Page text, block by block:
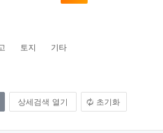
토지 기타
상세검색 열기 초기화